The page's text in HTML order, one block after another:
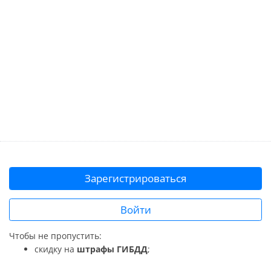
Зарегистрироваться
Войти
Чтобы не пропустить:
скидку на штрафы ГИБДД;